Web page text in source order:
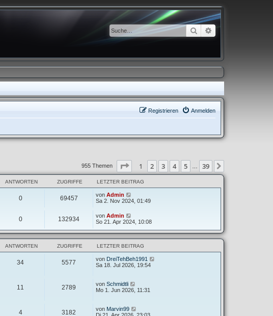
Suche Erweiterte Suche
Anmelden
Registrieren
955 Themen Seite von39
1 2 3 4 5 39
ANTWORTEN ZUGRIFFE LETZTER BEITRAG
0 69457 von Admin
Sa 2. Nov 2024, 01:49
0 132934 von Admin
So 21. Apr 2024, 10:08
ANTWORTEN ZUGRIFFE LETZTER BEITRAG
34 5577 von DreiTehBeh1991
Sa 18. Jul 2026, 19:54
11 2789 von Schmidtli
Mo 1. Jun 2026, 11:31
4 3182 von Marvin99